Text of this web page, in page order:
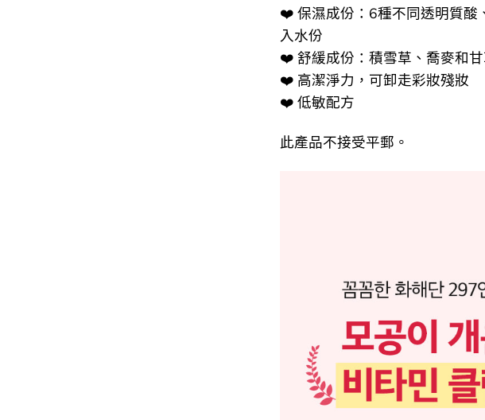
❤️ 保濕成份：6種不同透明質酸
入水份
❤️ 舒緩成份：積雪草、喬麥和
❤️ 高潔淨力，可卸走彩妝殘妝
❤️ 低敏配方
此產品不接受平郵。